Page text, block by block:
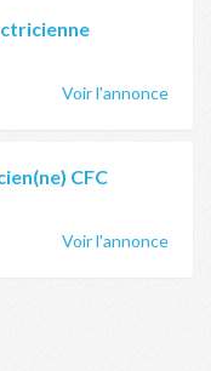
Voir l'annonce
CFC
Voir l'annonce